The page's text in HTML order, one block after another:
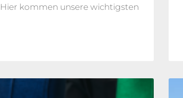
kommen unsere wichtigsten